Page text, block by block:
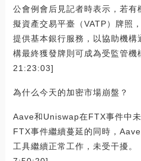
公會例會后見記者時表示，若
擬資產交易平臺（VATP）牌照
提供基本銀行服務，以協助機構
構最終獲發牌則可成為受監管
21:23:03]
為什么今天的加密市場崩盤？
Aave和Uniswap在FTX事件中
FTX事件繼續蔓延的同時，
工具繼續正常工作，未受干擾